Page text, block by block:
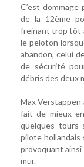
C’est
de la 12ème
freinant trop tôt
le peloton
abandon, celui
de sécurité
débris des deux
Max Verstappen
fait de mieux
quelques tours
pilote hollandais
provoquant ainsi
mur.